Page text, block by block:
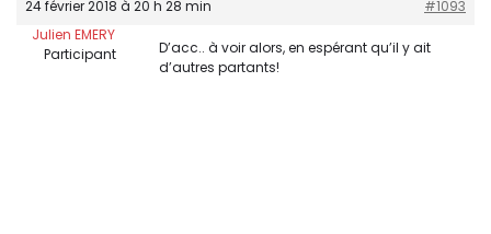
24 février 2018 à 20 h 28 min
#1093
Julien EMERY
Participant
D’acc.. à voir alors, en espérant qu’il y ait
d’autres partants!